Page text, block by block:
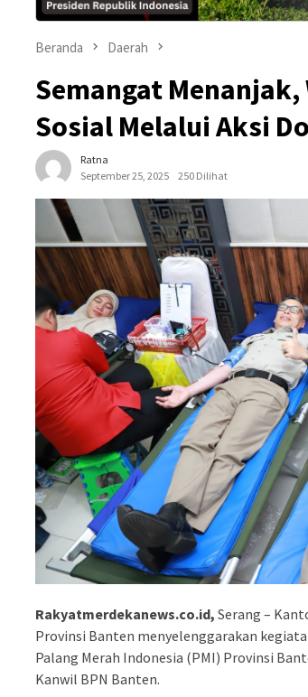
Beranda Daerah
Semangat
Sosial Melalui Aksi
Ratna
September 25, 2025
250 Dilihat
Rakyatmerdekanews.co.id, Serang –
Provinsi Banten menyelenggarakan
Palang Merah Indonesia (PMI) Provinsi
Kanwil BPN Banten.